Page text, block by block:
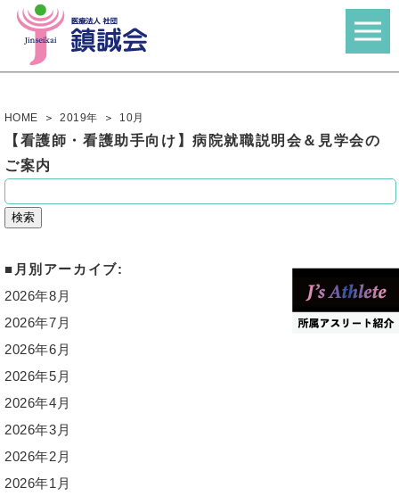
HOME 2019年 10月
【看護師・看護助手向け】病院就職説明会＆見学会の
ご案内
索:
月別アーカイブ:
2026年8月
2026年7月
2026年6月
2026年5月
2026年4月
2026年3月
2026年2月
2026年1月